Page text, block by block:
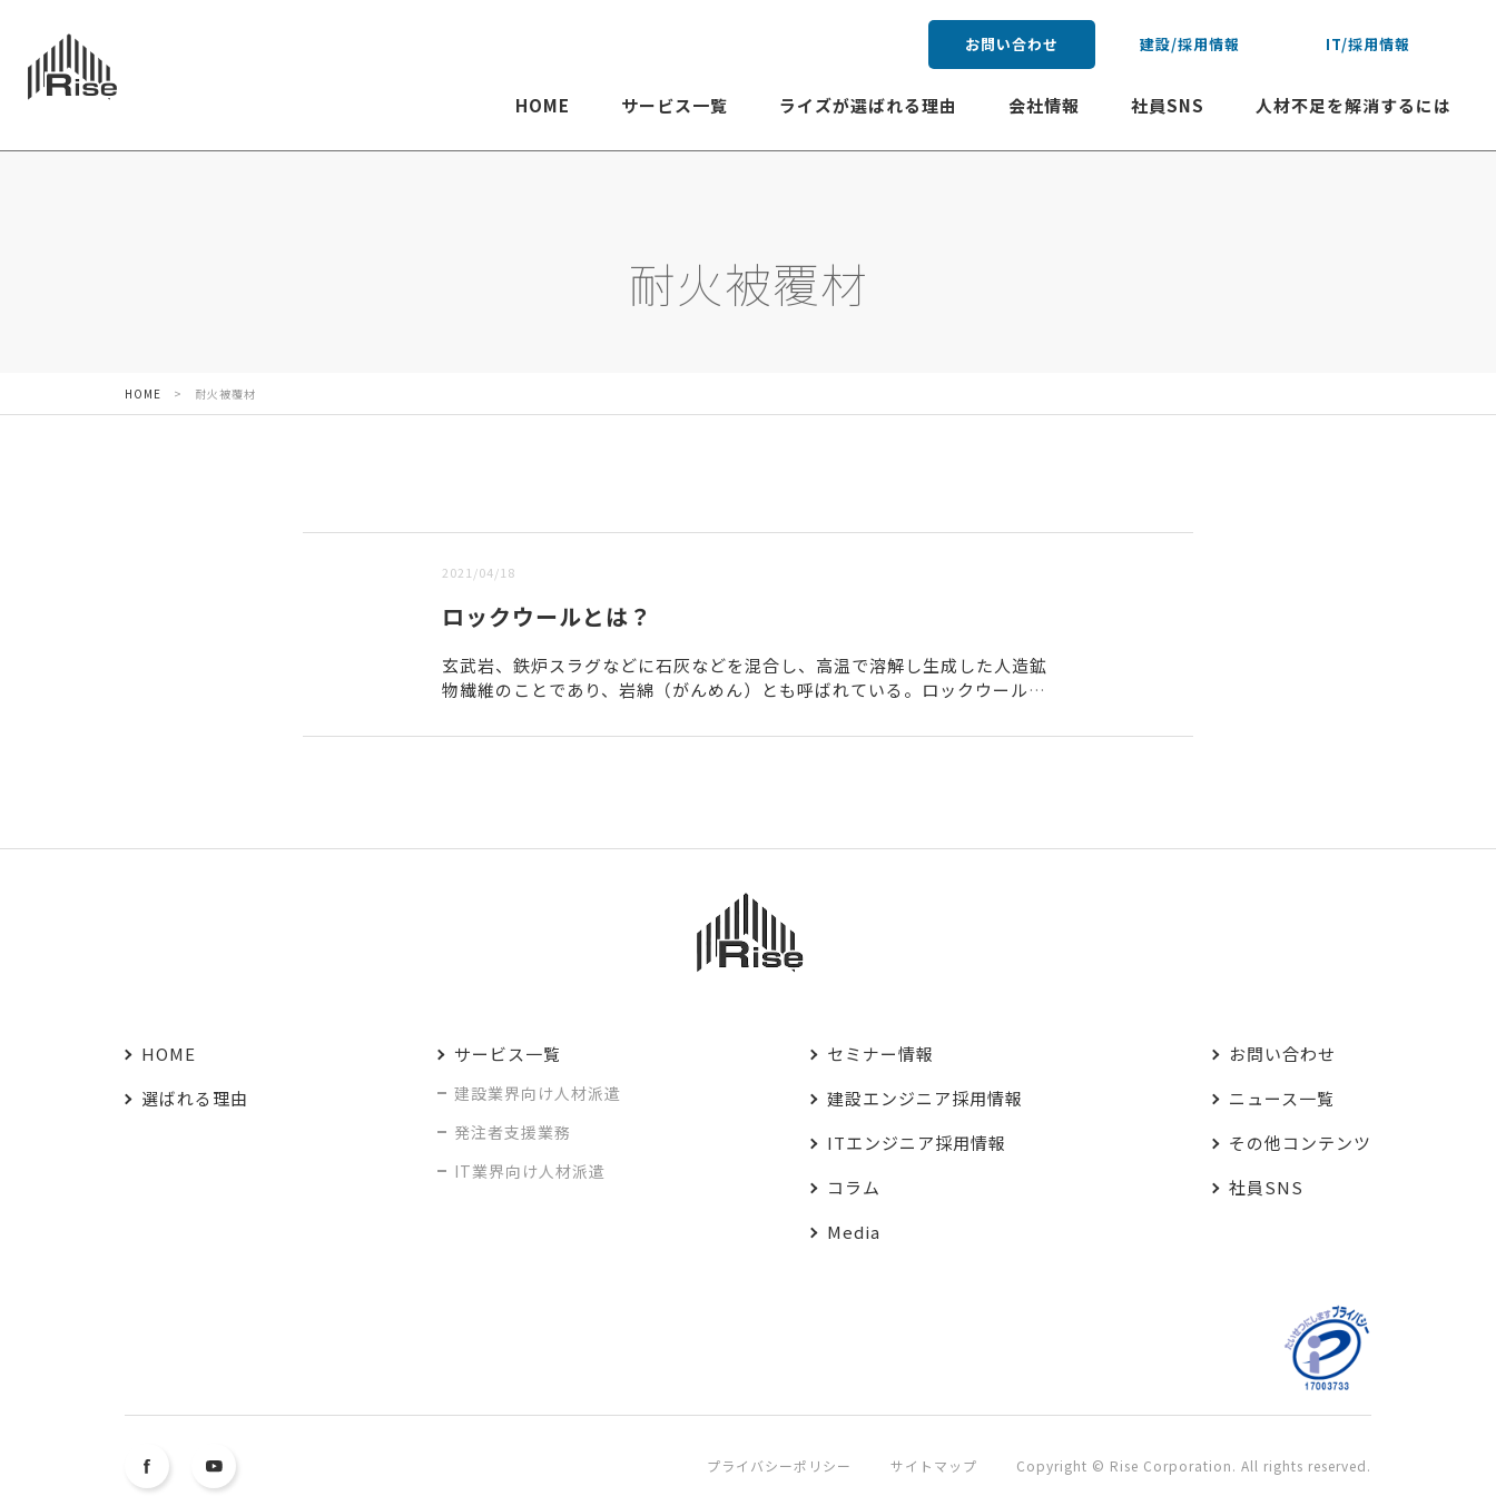
お問い合わせ 建設/採用情報 IT/採用情報
HOME サービス一覧 ライズが選ばれる理由 会社情報 社員SNS 人材不足を解消するには
耐火被覆材
HOME > 耐火被覆材
2021/04/18
ロックウールとは？
玄武岩、鉄炉スラグなどに石灰などを混合し、高温で溶解し生成した人造鉱
物繊維のことであり、岩綿（がんめん）とも呼ばれている。ロックウールは
HOME
選ばれる理由
サービス一覧
建設業界向け人材派遣
発注者支援業務
IT業界向け人材派遣
セミナー情報
建設エンジニア採用情報
ITエンジニア採用情報
コラム
Media
お問い合わせ
ニュース一覧
その他コンテンツ
社員SNS
プライバシーポリシー サイトマップ Copyright © Rise Corporation. All rights reserved.